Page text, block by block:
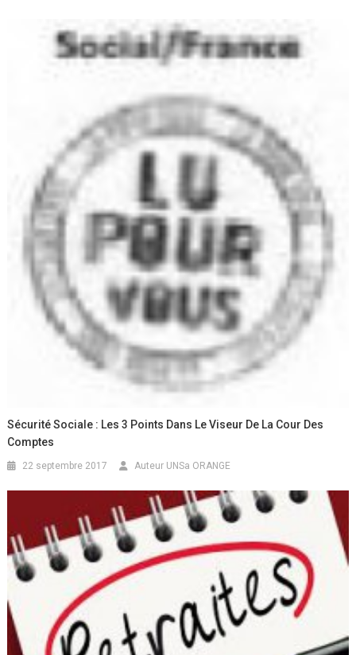
Sécurité Sociale : Les 3 Points Dans Le Viseur De La Cour Des
Comptes
22 septembre 2017 Auteur UNSa ORANGE